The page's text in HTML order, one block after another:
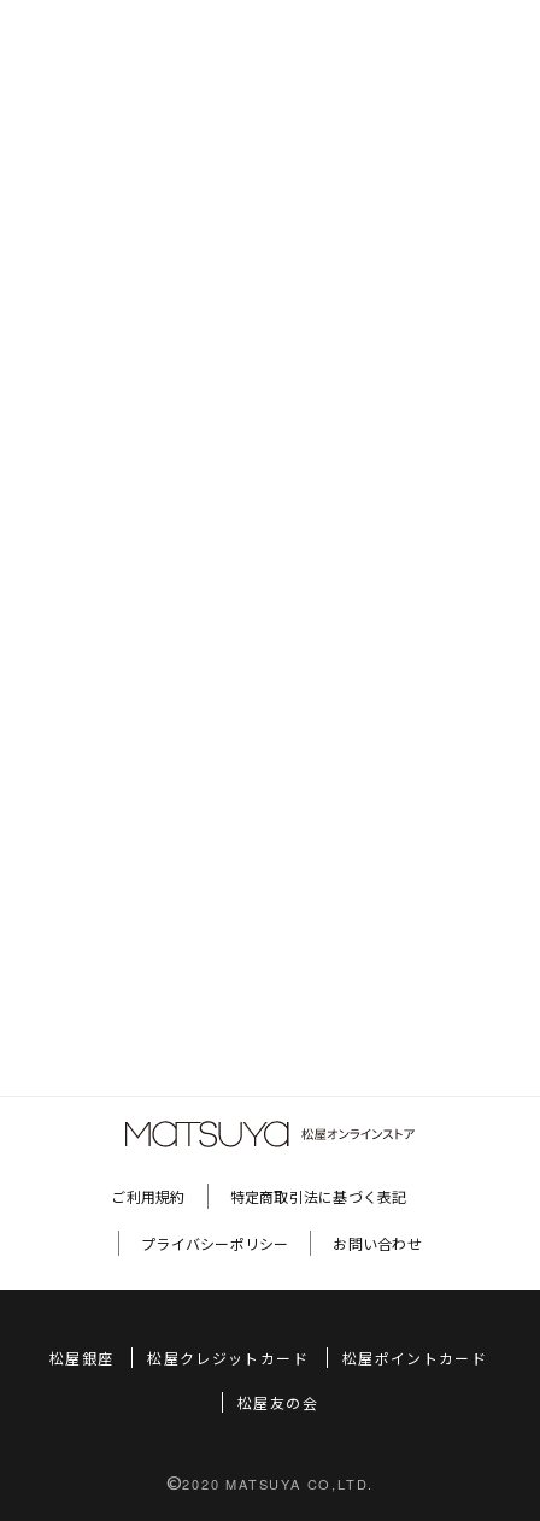
ご利用規約 特定商取引法に基づく表記
プライバシーポリシー お問い合わせ
松屋銀座 松屋クレジットカード 松屋ポイントカード
松屋友の会
©2020 MATSUYA CO,LTD.